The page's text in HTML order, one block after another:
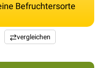
Befruchtersorte
vergleichen